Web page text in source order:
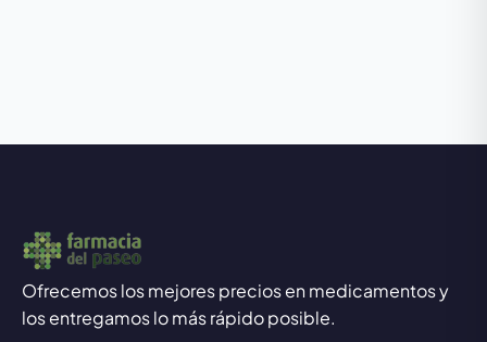
Ofrecemos los mejores precios en medicamentos y
los entregamos lo más rápido posible.